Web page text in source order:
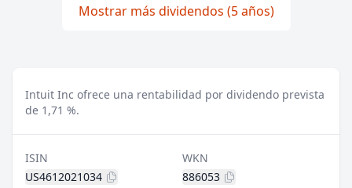
Mostrar más dividendos (5 años)
Intuit Inc ofrece una rentabilidad por dividendo prevista
de 1,71 %.
ISIN
US4612021034
WKN
886053